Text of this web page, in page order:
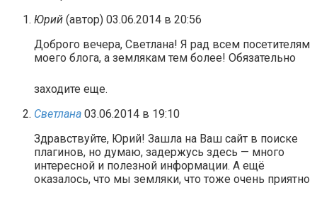
Юрий (автор) 03.06.2014 в 20:56
Доброго вечера, Светлана! Я рад всем посетителям
моего блога, а землякам тем более! Обязательно
заходите еще.
Светлана 03.06.2014 в 19:10
Здравствуйте, Юрий! Зашла на Ваш сайт в поиске
плагинов, но думаю, задержусь здесь — много
интересной и полезной информации. А ещё
оказалось, что мы земляки, что тоже очень приятно